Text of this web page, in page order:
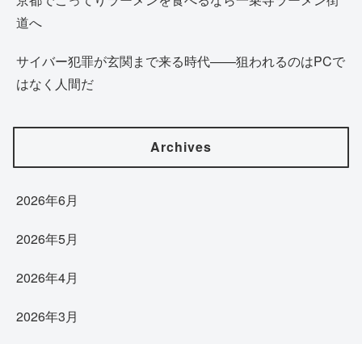
道へ
サイバー犯罪が玄関まで来る時代——狙われるのはPCで
はなく人間だ
Archives
2026年6月
2026年5月
2026年4月
2026年3月